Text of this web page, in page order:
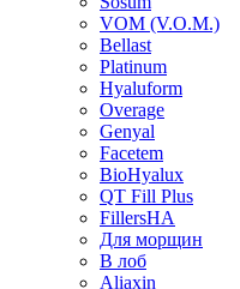
VOM (V.O.M.)
Bellast
Platinum
Hyaluform
Overage
Genyal
Facetem
BioHyalux
QT Fill Plus
FillersHA
Для морщин
В лоб
Aliaxin